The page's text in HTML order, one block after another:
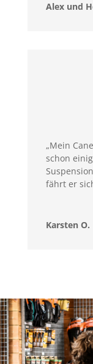
Alex und
„Mein
schon
fährt er
Karsten O.